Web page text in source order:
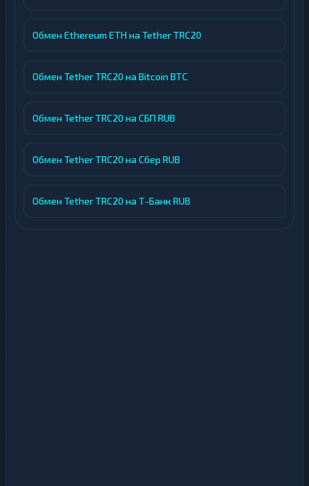
Обмен Ethereum ETH на Tether TRC20
Обмен Tether TRC20 на Bitcoin BTC
Обмен Tether TRC20 на СБП RUB
Обмен Tether TRC20 на Сбер RUB
Обмен Tether TRC20 на Т-Банк RUB